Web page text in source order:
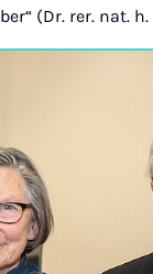
(Dr. rer. nat. h.